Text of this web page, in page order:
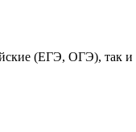
(ЕГЭ, ОГЭ),